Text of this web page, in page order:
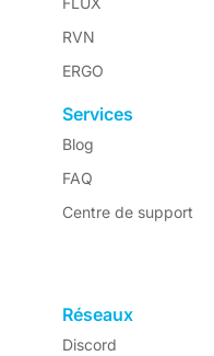
RVN
ERGO
Services
Blog
FAQ
Centre de support
Réseaux
Discord